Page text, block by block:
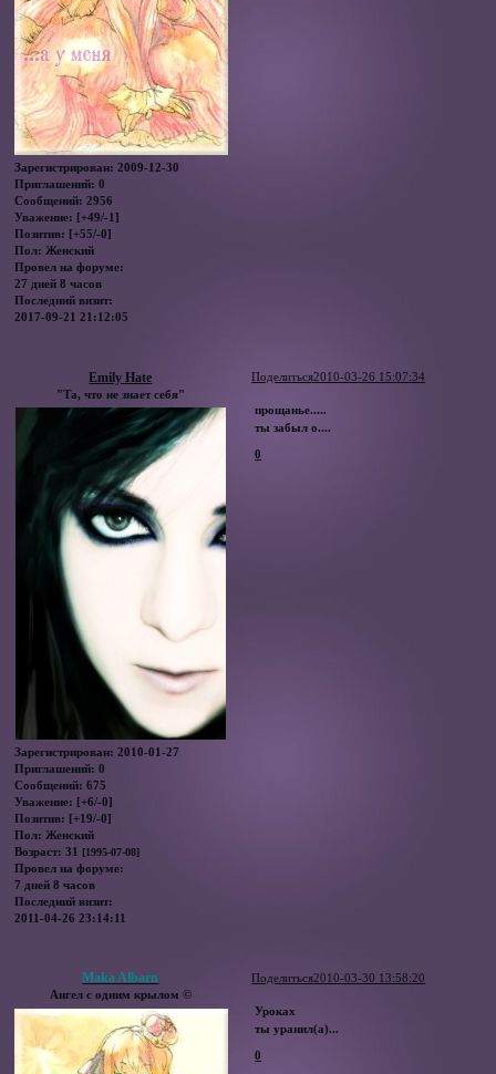
Зарегистрирован: 2009-12-30
Приглашений: 0
Сообщений: 2956
Уважение: [+49/-1]
Позитив: [+55/-0]
Пол: Женский
Провел на форуме:
27 дней 8 часов
Последний визит:
2017-09-21 21:12:05
Поделиться2010-03-26 15:07:34
Emily Hate
"Та, что не знает себя"
Зарегистрирован: 2010-01-27
Приглашений: 0
Сообщений: 675
Уважение: [+6/-0]
Позитив: [+19/-0]
Пол: Женский
Возраст: 31 [1995-07-08]
Провел на форуме:
7 дней 8 часов
Последний визит:
2011-04-26 23:14:11
прощанье.....
ты забыл о....
0
Поделиться2010-03-30 13:58:20
Maka Albarn
Ангел с одним крылом ©
Уроках
ты уранил(а)...
0